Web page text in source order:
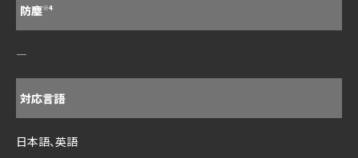
防塵※4
―
対応言語
日本語、英語